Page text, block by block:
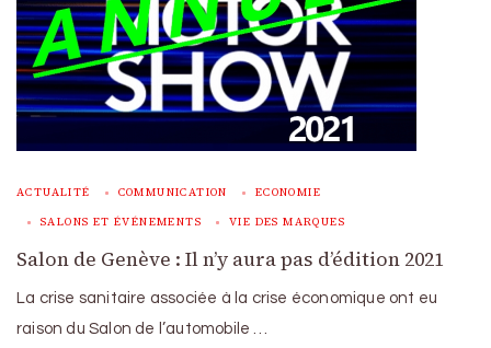
ACTUALITÉ COMMUNICATION ECONOMIE
SALONS ET ÉVÉNEMENTS VIE DES MARQUES
Salon de Genève : Il n’y aura pas d’édition 2021
La crise sanitaire associée à la crise économique ont eu
raison du Salon de l’automobile …